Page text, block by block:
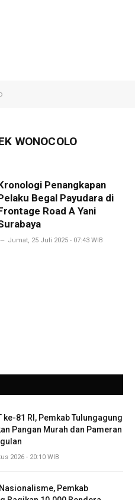
WONOCOLO
Penangkapan
Begal Payudara di
Road A Yani
Jumat, 25 Juli 2025 - 07:43 WIB
ke-81 RI, Pemkab Tulungagung
Pangan Murah dan Pameran
2026 - 20:10 WIB
Pemkab